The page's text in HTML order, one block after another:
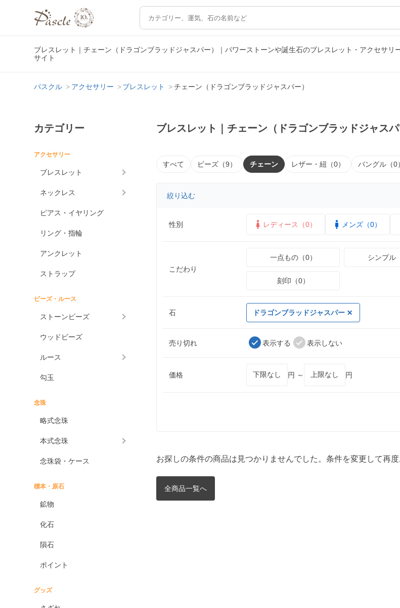
ブレスレット｜チェーン（ドラゴンブラッドジャスパー）｜パワーストーンや誕生石のブレスレット・アクセサリ
サイト
パスクル アクセサリー ブレスレット チェーン（ドラゴンブラッドジャスパー）
カテゴリー
アクセサリー
ブレスレット
ネックレス
ピアス・イヤリング
リング・指輪
アンクレット
ストラップ
ビーズ・ルース
ストーンビーズ
ウッドビーズ
ルース
勾玉
念珠
略式念珠
本式念珠
念珠袋・ケース
標本・原石
鉱物
化石
隕石
ポイント
グッズ
ブレスレット｜チェーン（ドラゴンブラッドジャスパ
すべて ビーズ（9） チェーン レザー・紐（0） バングル（0
絞り込む
性別 レディース（0） メンズ（0）
こだわり
一点もの（0） シンプル
刻印（0）
石 ドラゴンブラッドジャスパー
売り切れ 表示する 表示しない
価格 円 ～ 円
お探しの条件の商品は見つかりませんでした。条件を変更して再度
全商品一覧へ